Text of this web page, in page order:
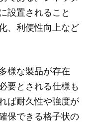
設置されること
、利便性向上など
様な製品が存在
要とされる仕様も
ば耐久性や強度が
保できる格子状の